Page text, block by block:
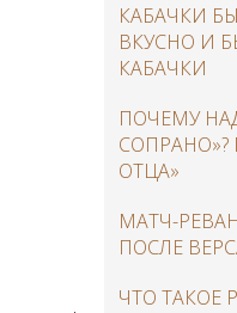
КАБАЧКИ
ВКУСНО И
КАБАЧКИ
ПОЧЕМУ
СОПРАНО»?
ОТЦА»
МАТЧ-
ПОСЛЕ
ЧТО ТАКОЕ